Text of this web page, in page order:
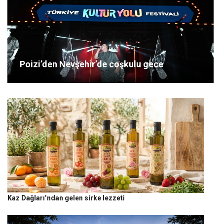
Poizi’den Nevşehir’de coşkulu gece
Kaz Dağları’ndan gelen sirke lezzeti